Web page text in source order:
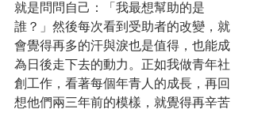
就是問問自己：「我最想幫助的是
誰？」然後每次看到受助者的改變，就
會覺得再多的汗與淚也是值得，也能成
為日後走下去的動力。正如我做青年社
創工作，看著每個年青人的成長，再回
想他們兩三年前的模樣，就覺得再辛苦